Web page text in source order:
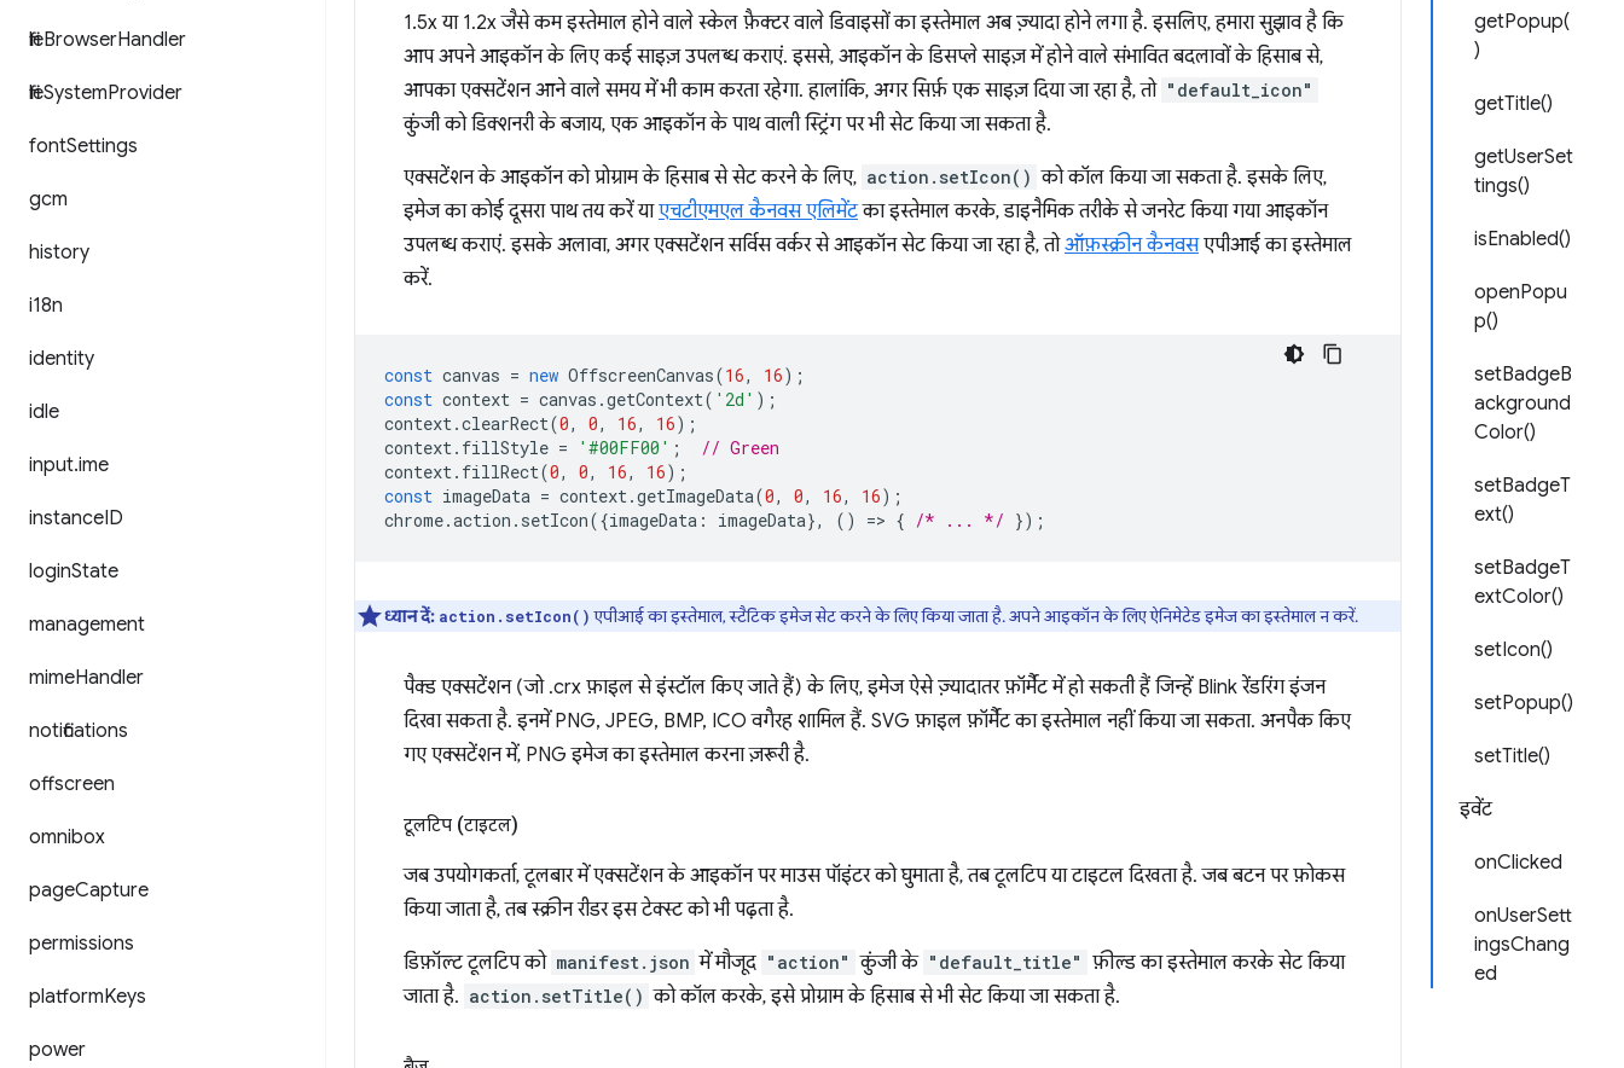
fileBrowserHandler
fileSystemProvider
fontSettings
gcm
history
i18n
identity
idle
input.ime
instanceID
loginState
management
mimeHandler
notifications
offscreen
omnibox
pageCapture
permissions
platformKeys
power
getPopup(
)
getTitle()
getUserSet
tings()
isEnabled()
openPopu
p()
setBadgeB
ackground
Color()
setBadgeT
ext()
setBadgeT
extColor()
setIcon()
setPopup()
setTitle()
इवेंट
onClicked
onUserSett
ingsChang
ed
1.5x या 1.2x जैसे कम इस्तेमाल होने वाले स्केल फ़ैक्टर वाले डिवाइसों का इस्तेमाल अब ज़्यादा होने लगा है. इसलिए, हमारा सुझाव है कि
आप अपने आइकॉन के लिए कई साइज़ उपलब्ध कराएं. इससे, आइकॉन के डिसप्ले साइज़ में होने वाले संभावित बदलावों के हिसाब से,
आपका एक्सटेंशन आने वाले समय में भी काम करता रहेगा. हालांकि, अगर सिर्फ़ एक साइज़ दिया जा रहा है, तो "default_icon"
कुंजी को डिक्शनरी के बजाय, एक आइकॉन के पाथ वाली स्ट्रिंग पर भी सेट किया जा सकता है.
एक्सटेंशन के आइकॉन को प्रोग्राम के हिसाब से सेट करने के लिए, action.setIcon() को कॉल किया जा सकता है. इसके लिए,
इमेज का कोई दूसरा पाथ तय करें याएचटीएमएल कैनवस एलिमेंटका इस्तेमाल करके, डाइनैमिक तरीके से जनरेट किया गया आइकॉन
उपलब्ध कराएं. इसके अलावा, अगर एक्सटेंशन सर्विस वर्कर से आइकॉन सेट किया जा रहा है, तोऑफ़स्क्रीन कैनवसएपीआई का इस्तेमाल
करें.
const canvas = new OffscreenCanvas(16, 16);
const context = canvas .getContext( '2d' );
context.clearRect(0, 0, 16, 16);
context. fillStyle = '#00FF00' ;
// Green
context. fillRect(0, 0, 16, 16);
const imageData = context.getImageData(0, 0, 16, 16);
chrome.action . setIcon({imageData : imageData}, () => { /* ... */ });
ध्यान दें: action.setIcon() एपीआई का इस्तेमाल, स्टैटिक इमेज सेट करने के लिए किया जाता है. अपने आइकॉन के लिए ऐनिमेटेड इमेज का इस्तेमाल न करें.
पैक्ड एक्सटेंशन (जो .crx फ़ाइल से इंस्टॉल किए जाते हैं) के लिए, इमेज ऐसे ज़्यादातर फ़ॉर्मैट में हो सकती हैं जिन्हें Blink रेंडरिंग इंजन
दिखा सकता है. इनमें PNG, JPEG, BMP, ICO वगैरह शामिल हैं. SVG फ़ाइल फ़ॉर्मैट का इस्तेमाल नहीं किया जा सकता. अनपैक किए
गए एक्सटेंशन में, PNG इमेज का इस्तेमाल करना ज़रूरी है.
टूलटिप (टाइटल)
जब उपयोगकर्ता, टूलबार में एक्सटेंशन के आइकॉन पर माउस पॉइंटर को घुमाता है, तब टूलटिप या टाइटल दिखता है. जब बटन पर फ़ोकस
किया जाता है, तब स्क्रीन रीडर इस टेक्स्ट को भी पढ़ता है.
डिफ़ॉल्ट टूलटिप को manifest.json में मौजूद "action" कुंजी के "default_title" फ़ील्ड का इस्तेमाल करके सेट किया
जाता है. action.setTitle() को कॉल करके, इसे प्रोग्राम के हिसाब से भी सेट किया जा सकता है.